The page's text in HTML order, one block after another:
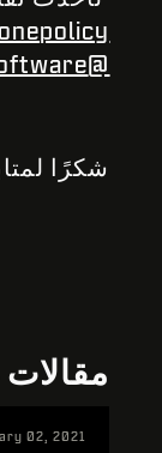
@RavenSoftware
شكرًا
02, 2021